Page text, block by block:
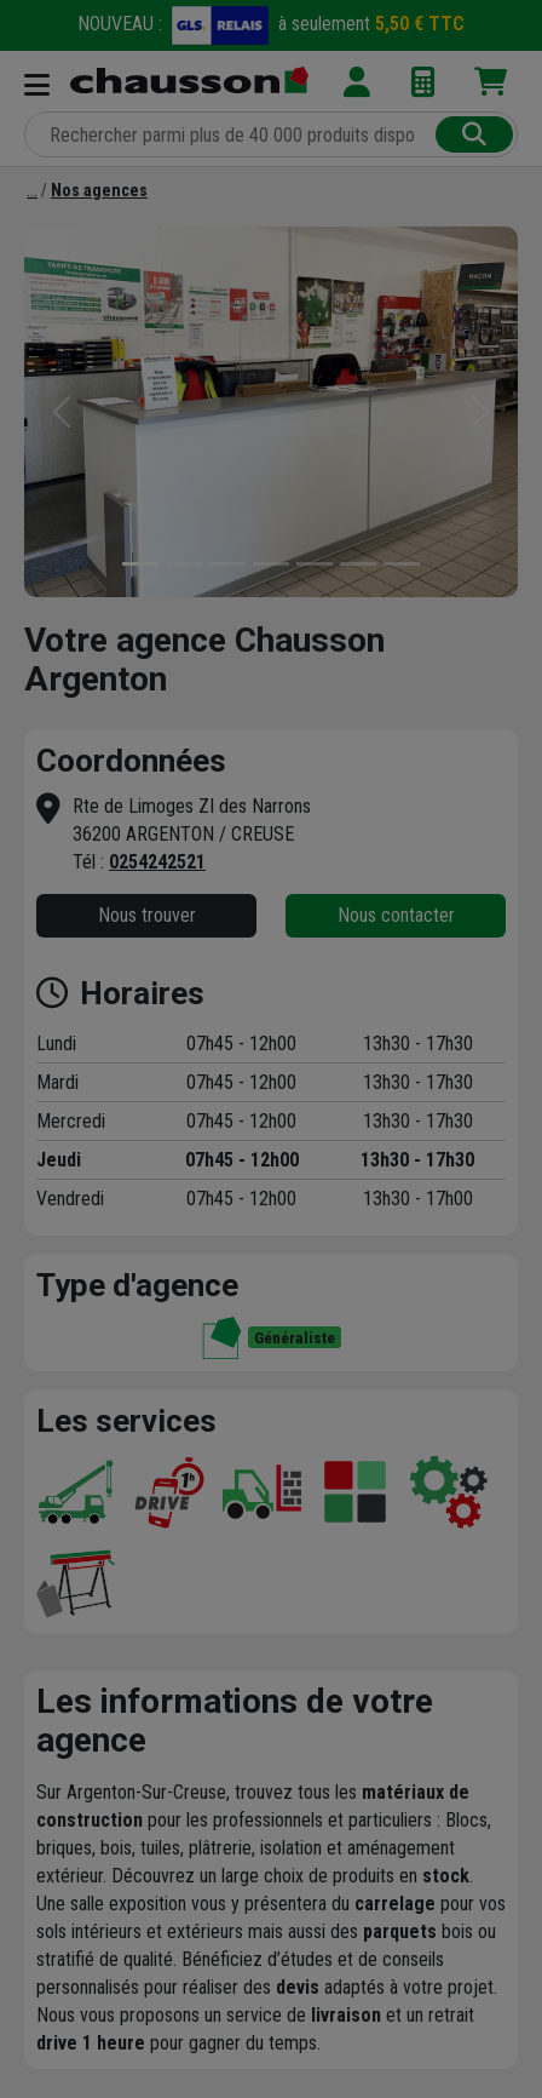
NOUVEAU : à seulement 5,50 € TTC
Nos agences
Précédent
Votre agence Chausson
Argenton
Coordonnées
Rte de Limoges ZI des Narrons
36200 ARGENTON / CREUSE
Tél : 0254242521
Nous trouver Nous contacter
Horaires
Lundi 07h45 - 12h00
13h30 - 17h30
Mardi
07h45 - 12h00
13h30 - 17h30
Mercredi
07h45 - 12h00
13h30 - 17h30
Jeudi
07h45 - 12h00
13h30 - 17h30
Vendredi
07h45 - 12h00 13h30 - 17h00
Type d'agence
Généraliste
Les services
Les informations de votre
agence
Sur Argenton-Sur-Creuse, trouvez tous les matériaux de
construction pour les professionnels et particuliers : Blocs,
briques, bois, tuiles, plâtrerie, isolation et aménagement
extérieur. Découvrez un large choix de produits en stock.
Une salle exposition vous y présentera du carrelage pour vos
sols intérieurs et extérieurs mais aussi des parquets bois ou
stratifié de qualité. Bénéficiez d’études et de conseils
personnalisés pour réaliser des devis adaptés à votre projet.
Nous vous proposons un service de livraison et un retrait
drive 1 heure pour gagner du temps.